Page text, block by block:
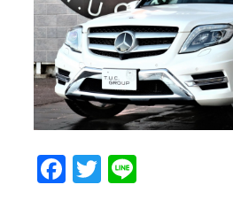
ホーム
Facebook
Twitter